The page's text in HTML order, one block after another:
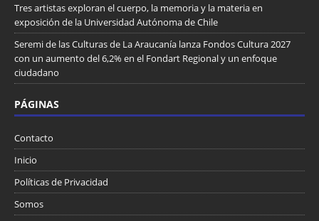
Tres artistas exploran el cuerpo, la memoria y la materia en
exposición de la Universidad Autónoma de Chile
Seremi de las Culturas de La Araucanía lanza Fondos Cultura 2027
con un aumento del 6,2% en el Fondart Regional y un enfoque
ciudadano
PÁGINAS
Contacto
Inicio
Políticas de Privacidad
Somos